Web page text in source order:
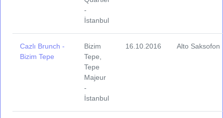
-
İstanbul
Cazlı Brunch -
Bizim Tepe
Bizim
Tepe,
Tepe
Majeur
-
İstanbul
16.10.2016 Alto Saksofon